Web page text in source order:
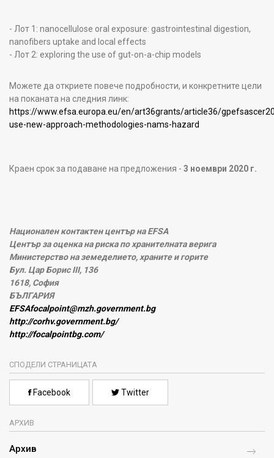
- Лот 1: nanocellulose oral exposure: gastrointestinal digestion,
nanofibers uptake and local effects
- Лот 2: exploring the use of gut-on-a-chip models
Можете да откриете повече подробности, и конкретните цели
на поканата на следния линк:
https://www.efsa.europa.eu/en/art36grants/article36/
use-new-approach-methodologies-nams-hazard
Краен срок за подаване на предложения - 3 ноември 2020 г.
Национален контактен център на EFSA
Център за оценка на риска по хранителната верига
Министерство на земеделието, храните и горите
Бул. Цар Борис III, 136
1618, София
БЪЛГАРИЯ
EFSAfocalpoint@mzh.government.bg
http://corhv.government.bg/
http://focalpointbg.com/
СПОДЕЛИ СТРАНИЦАТА
Facebook Twitter
АРХИВ
Архив